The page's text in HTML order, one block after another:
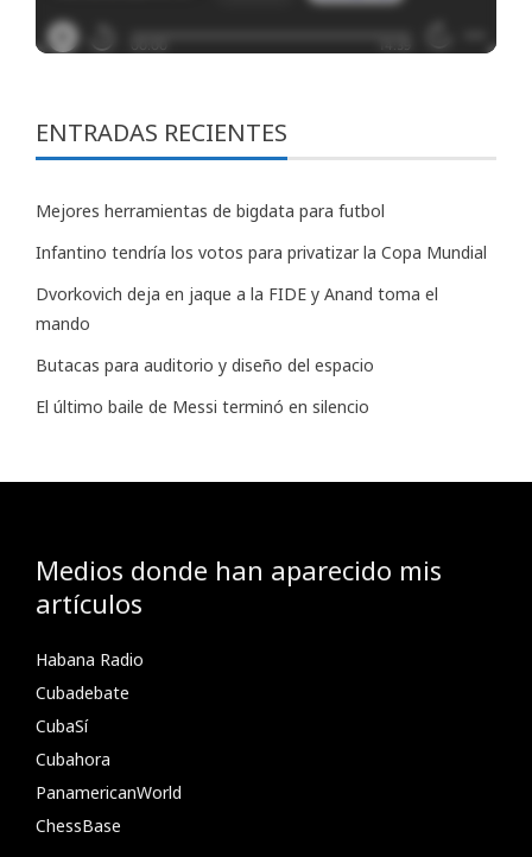
ENTRADAS RECIENTES
Mejores herramientas de bigdata para futbol
Infantino tendría los votos para privatizar la Copa Mundial
Dvorkovich deja en jaque a la FIDE y Anand toma el
mando
Butacas para auditorio y diseño del espacio
El último baile de Messi terminó en silencio
Medios donde han aparecido mis
artículos
Habana Radio
Cubadebate
CubaSí
Cubahora
PanamericanWorld
ChessBase